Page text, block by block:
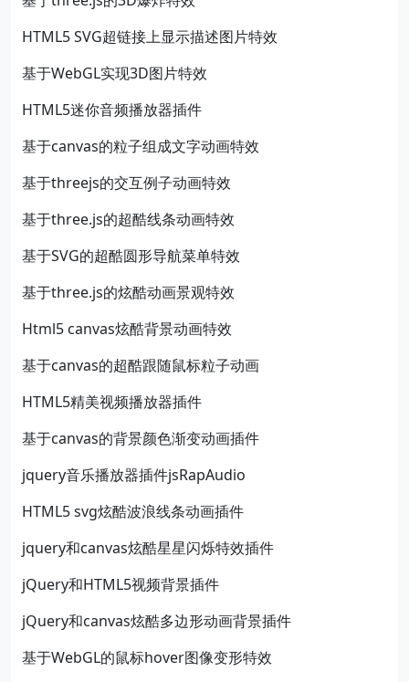
HTML5 SVG超链接上显示描述图片特效
基于WebGL实现3D图片特效
HTML5迷你音频播放器插件
基于canvas的粒子组成文字动画特效
基于threejs的交互例子动画特效
基于three.js的超酷线条动画特效
基于SVG的超酷圆形导航菜单特效
基于three.js的炫酷动画景观特效
Html5 canvas炫酷背景动画特效
基于canvas的超酷跟随鼠标粒子动画
HTML5精美视频播放器插件
基于canvas的背景颜色渐变动画插件
jquery音乐播放器插件jsRapAudio
HTML5 svg炫酷波浪线条动画插件
jquery和canvas炫酷星星闪烁特效插件
jQuery和HTML5视频背景插件
jQuery和canvas炫酷多边形动画背景插件
基于WebGL的鼠标hover图像变形特效